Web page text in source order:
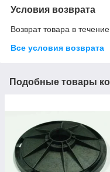
Условия возврата
Возврат товара в
Все условия возврата
Подобные товары